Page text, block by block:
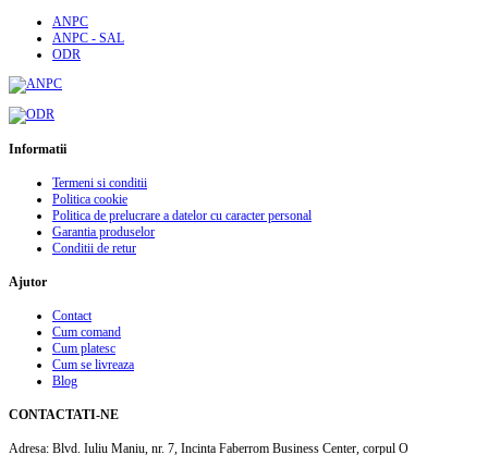
ANPC
ANPC - SAL
ODR
Informatii
Termeni si conditii
Politica cookie
Politica de prelucrare a datelor cu caracter personal
Garantia produselor
Conditii de retur
Ajutor
Contact
Cum comand
Cum platesc
Cum se livreaza
Blog
CONTACTATI-NE
Adresa: Blvd. Iuliu Maniu, nr. 7, Incinta Faberrom Business Center, corpul O